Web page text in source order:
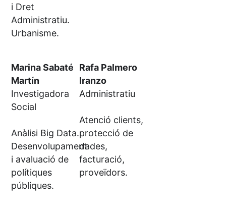
i Dret
Administratiu.
Urbanisme.
Marina Sabaté
Martín
Investigadora
Social
Anàlisi Big Data.
Desenvolupament
i avaluació de
polítiques
públiques.
Rafa Palmero
Iranzo
Administratiu
Atenció clients,
protecció de
dades,
facturació,
proveïdors.